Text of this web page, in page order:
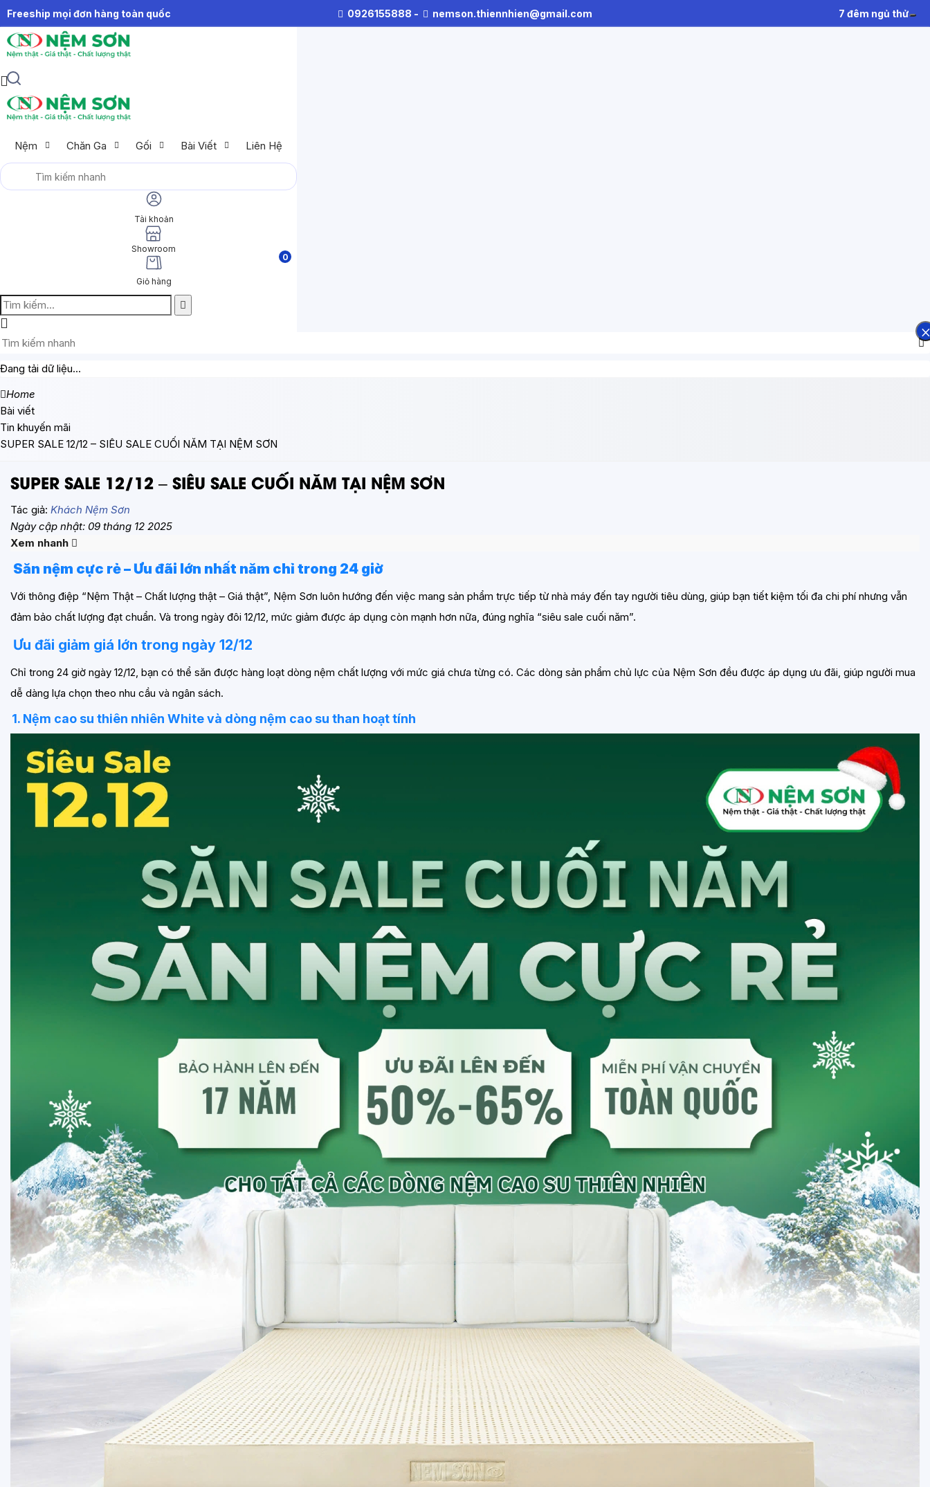
Freeship mọi đơn hàng toàn quốc 0926155888 - nemson.thiennhien@gmail.com 7 đêm ngủ thử
Nệm Chăn Ga Gối Bài Viết Liên Hệ
Tài khoản
Showroom
0
Giỏ hàng
Đang tải dữ liệu...
Home
Bài viết
Tin khuyến mãi
SUPER SALE 12/12 – SIÊU SALE CUỐI NĂM TẠI NỆM SƠN
SUPER SALE 12/12 – SIÊU SALE CUỐI NĂM TẠI NỆM SƠN
Tác giả: Khách Nệm Sơn
Ngày cập nhật: 09 tháng 12 2025
Xem nhanh
Săn nệm cực rẻ – Ưu đãi lớn nhất năm chỉ trong 24 giờ
Với thông điệp “Nệm Thật – Chất lượng thật – Giá thật”, Nệm Sơn luôn hướng đến việc mang sản phẩm trực tiếp từ nhà máy đến tay người tiêu dùng, giúp bạn tiết kiệm tối đa chi phí nhưng vẫn
đảm bảo chất lượng đạt chuẩn. Và trong ngày đôi 12/12, mức giảm được áp dụng còn mạnh hơn nữa, đúng nghĩa “siêu sale cuối năm”.
Ưu đãi giảm giá lớn trong ngày 12/12
Chỉ trong 24 giờ ngày 12/12, bạn có thể săn được hàng loạt dòng nệm chất lượng với mức giá chưa từng có. Các dòng sản phẩm chủ lực của Nệm Sơn đều được áp dụng ưu đãi, giúp người mua
dễ dàng lựa chọn theo nhu cầu và ngân sách.
1. Nệm cao su thiên nhiên White và dòng nệm cao su than hoạt tính